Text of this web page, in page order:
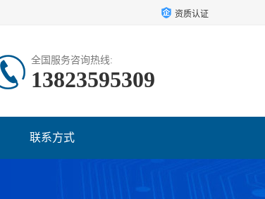
资质认证
全国服务咨询热线:
13823595309
联系方式